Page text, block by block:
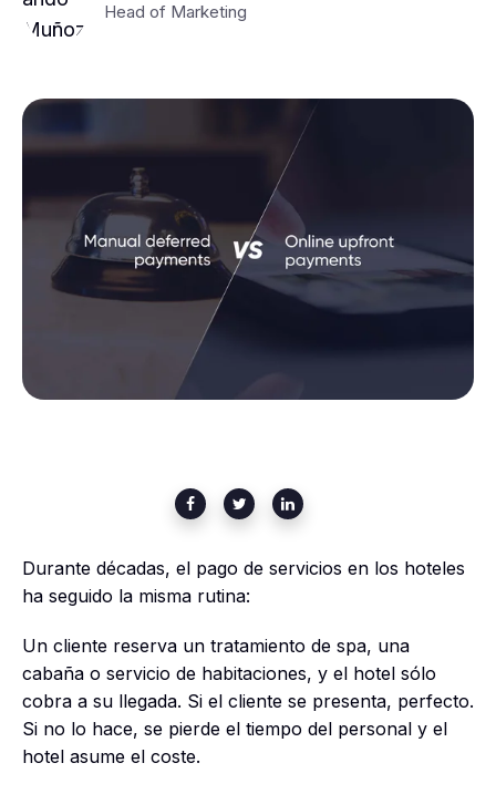
Head of Marketing
Durante décadas, el pago de servicios en los hoteles
ha seguido la misma rutina:
Un cliente reserva un tratamiento de spa, una
cabaña o servicio de habitaciones, y el hotel sólo
cobra a su llegada. Si el cliente se presenta, perfecto.
Si no lo hace, se pierde el tiempo del personal y el
hotel asume el coste.